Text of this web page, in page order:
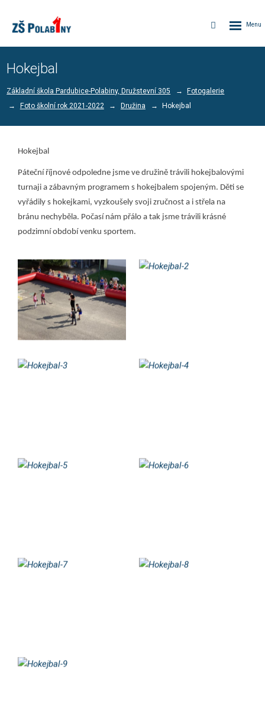
Vyhledávání
Hokejbal
Základní škola Pardubice-Polabiny, Družstevní 305
Fotogalerie
Foto školní rok 2021-2022
Družina Hokejbal
Hokejbal
Páteční říjnové odpoledne jsme ve družině trávili hokejbalovými
turnaji a zábavným programem s hokejbalem spojeným. Děti se
vyřádily s hokejkami, vyzkoušely svoji zručnost a i střela na
bránu nechyběla. Počasí nám přálo a tak jsme trávili krásné
podzimní období venku sportem.